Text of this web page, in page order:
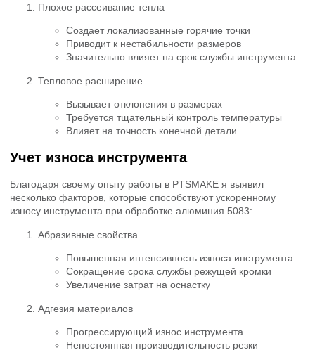
Плохое рассеивание тепла
Создает локализованные горячие точки
Приводит к нестабильности размеров
Значительно влияет на срок службы инструмента
Тепловое расширение
Вызывает отклонения в размерах
Требуется тщательный контроль температуры
Влияет на точность конечной детали
Учет износа инструмента
Благодаря своему опыту работы в PTSMAKE я выявил
несколько факторов, которые способствуют ускоренному
износу инструмента при обработке алюминия 5083:
Абразивные свойства
Повышенная интенсивность износа инструмента
Сокращение срока службы режущей кромки
Увеличение затрат на оснастку
Адгезия материалов
Прогрессирующий износ инструмента
Непостоянная производительность резки